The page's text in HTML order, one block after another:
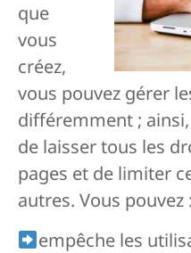
que
vous
créez,
vous pouvez gérer
différemment ;
de laisser tous les
pages et de limiter
autres. Vous pouvez :
empêche les